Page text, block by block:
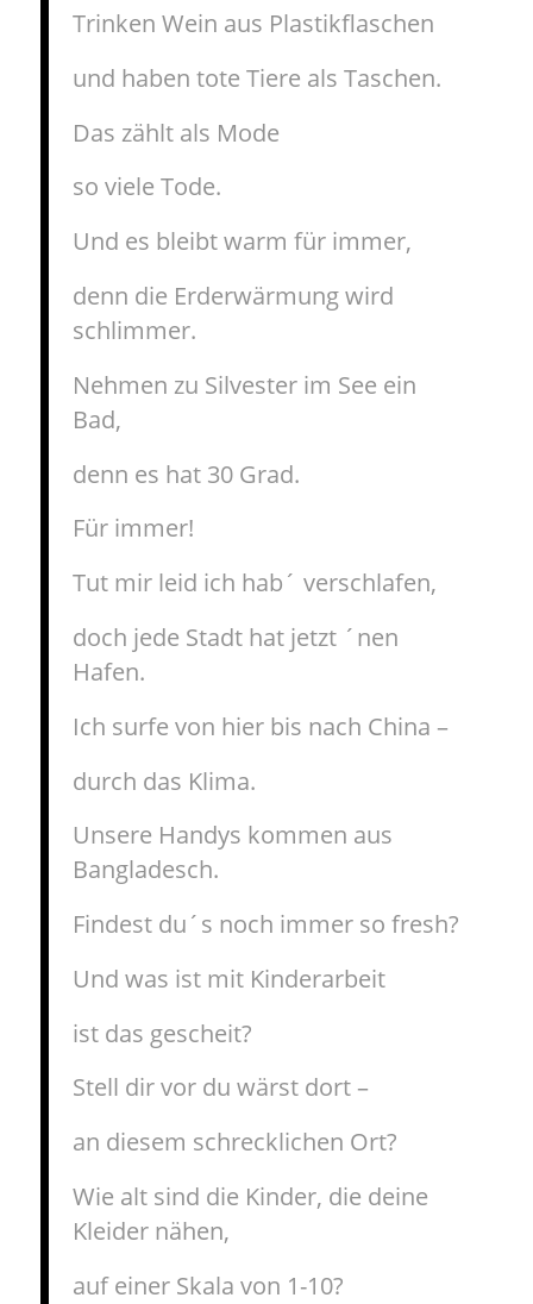
Trinken Wein aus Plastikflaschen
und haben tote Tiere als Taschen.
Das zählt als Mode
so viele Tode.
Und es bleibt warm für immer,
denn die Erderwärmung wird
schlimmer.
Nehmen zu Silvester im See ein
Bad,
denn es hat 30 Grad.
Für immer!
Tut mir leid ich hab´ verschlafen,
doch jede Stadt hat jetzt ´nen
Hafen.
Ich surfe von hier bis nach China –
durch das Klima.
Unsere Handys kommen aus
Bangladesch.
Findest du´s noch immer so fresh?
Und was ist mit Kinderarbeit
ist das gescheit?
Stell dir vor du wärst dort –
an diesem schrecklichen Ort?
Wie alt sind die Kinder, die deine
Kleider nähen,
auf einer Skala von 1-10?